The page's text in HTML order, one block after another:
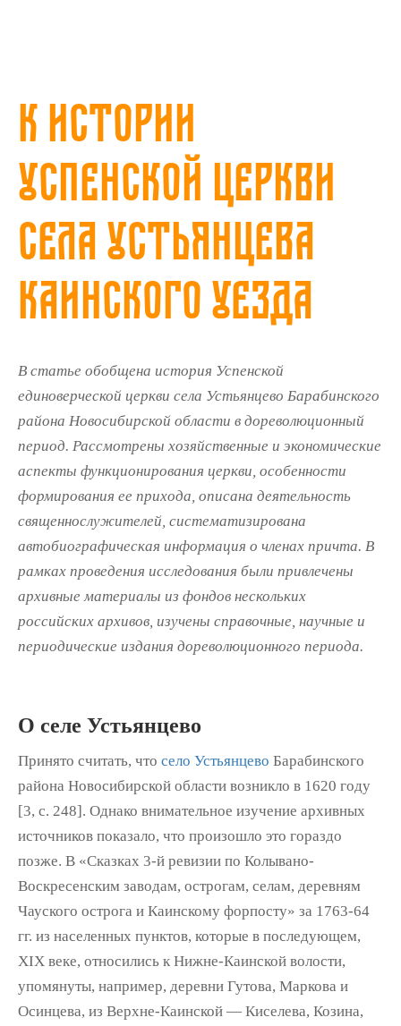
К истории
Успенской церкви
села Устьянцева
Каинского уезда
В статье обобщена история Успенской
единоверческой церкви села Устьянцево Барабинского
района Новосибирской области в дореволюционный
период. Рассмотрены хозяйственные и экономиче­ские
аспекты функционирования церкви, особенности
формирования ее прихода, описана деятельность
священнослужителей, систематизирована
автобиографическая информация о членах причта. В
рамках проведения исследования были привлечены
архивные материалы из фондов нескольких
российских архивов, изучены справочные, научные и
периодические издания дореволюционного периода.
О селе Устьянцево
Принято считать, что село Устьянцево Ба­рабинского
района Новосибирской области возникло в 1620 году
[3, с. 248]. Однако вни­мательное изучение архивных
источников показало, что произошло это гораздо
позже. В «Сказках 3-й ревизии по Колывано-
Воскресенским заводам, острогам, селам, деревням
Чауского острога и Каинскому форпосту» за 1763-64
гг. из населенных пунктов, кото­рые в последующем,
XIX веке, относились к Нижне-Каинской волости,
упомянуты, на­пример, деревни Гутова, Маркова и
Осинцева, из Верхне-Каинской — Киселева, Козина,